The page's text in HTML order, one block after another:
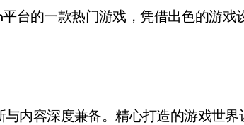
台的一款热门游戏，凭借出色的游戏
内容深度兼备。精心打造的游戏世界